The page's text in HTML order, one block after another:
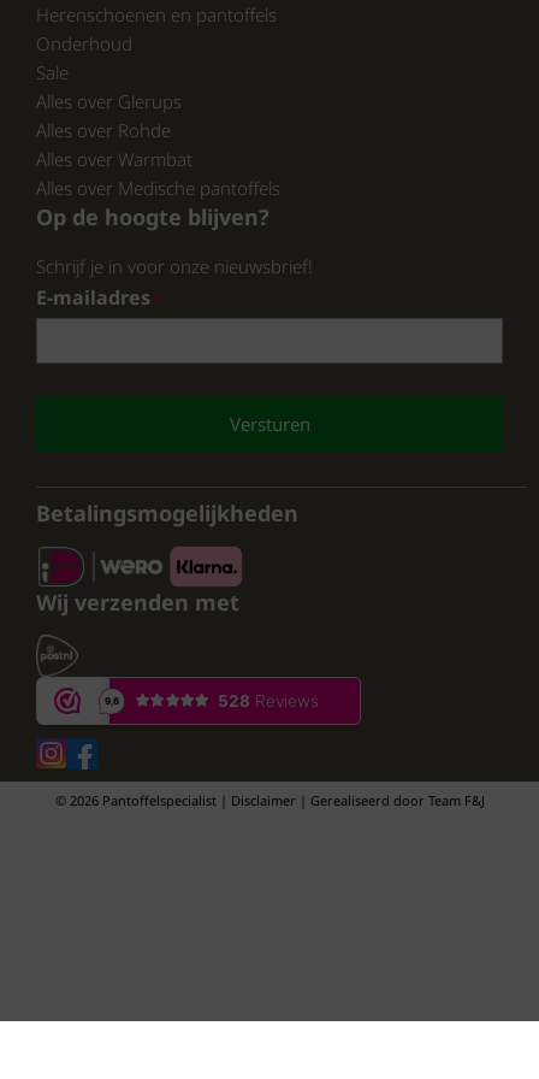
En ontdek wat wij nog meer te bieden
hebben.
Herenschoenen en pantoffels
Onderhoud
Sale
Alles over Glerups
Alles over Rohde
Alles over Warmbat
Alles over Medische pantoffels
Op de hoogte blijven?
Schrijf je in voor onze nieuwsbrief!
E-mailadres *
CAPTCHA
Betalingsmogelijkheden
Wij verzenden met
© 2026 Pantoffelspecialist | Disclaimer | Gerealiseerd door Team F&J